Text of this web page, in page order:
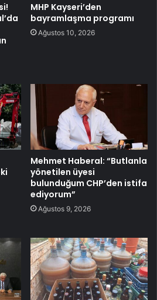
MHP Kayseri’den
bayramlaşma programı
Ağustos 10, 2026
Mehmet Haberal: “Butlanla
yönetilen üyesi
bulunduğum CHP’den istifa
ediyorum”
Ağustos 9, 2026